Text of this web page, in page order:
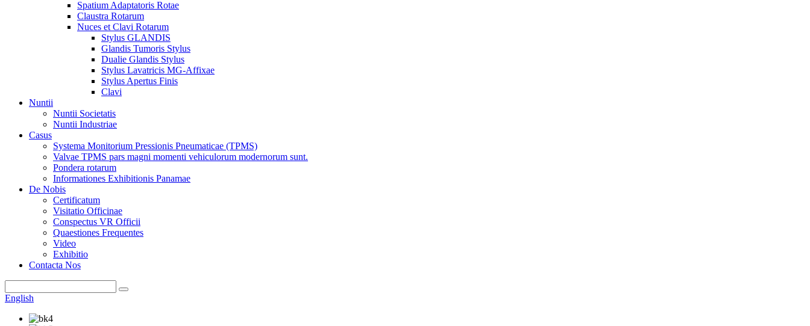
Spatium Adaptatoris Rotae
Claustra Rotarum
Nuces et Clavi Rotarum
Stylus GLANDIS
Glandis Tumoris Stylus
Dualie Glandis Stylus
Stylus Lavatricis MG-Affixae
Stylus Apertus Finis
Clavi
Nuntii
Nuntii Societatis
Nuntii Industriae
Casus
Systema Monitorium Pressionis Pneumaticae (TPMS)
Valvae TPMS pars magni momenti vehiculorum modernorum sunt.
Pondera rotarum
Informationes Exhibitionis Panamae
De Nobis
Certificatum
Visitatio Officinae
Conspectus VR Officii
Quaestiones Frequentes
Video
Exhibitio
Contacta Nos
English